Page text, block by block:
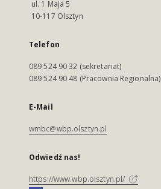
ul. 1 Maja 5
10-117 Olsztyn
Telefon
089 524 90 32 (sekretariat)
089 524 90 48 (Pracownia Regionalna)
E-Mail
wmbc@wbp.olsztyn.pl
Odwiedź nas!
https://www.wbp.olsztyn.pl/